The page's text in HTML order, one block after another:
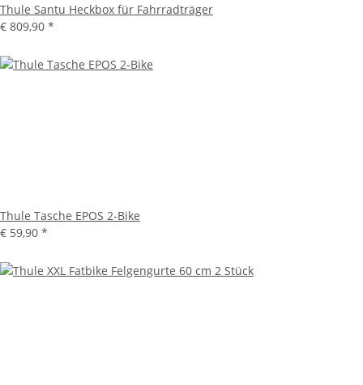
Thule Santu Heckbox für Fahrradträger
€ 809,90 *
Thule Tasche EPOS 2-Bike
€ 59,90 *